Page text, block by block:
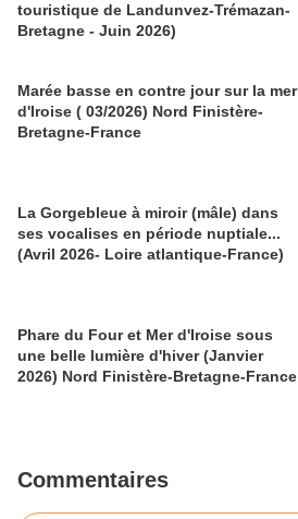
touristique de Landunvez-Trémazan-
Bretagne - Juin 2026)
Marée basse en contre jour sur la mer
d'Iroise ( 03/2026) Nord Finistère-
Bretagne-France
La Gorgebleue à miroir (mâle) dans
ses vocalises en période nuptiale...
(Avril 2026- Loire atlantique-France)
Phare du Four et Mer d'Iroise sous
une belle lumière d'hiver (Janvier
2026) Nord Finistère-Bretagne-France
Commentaires